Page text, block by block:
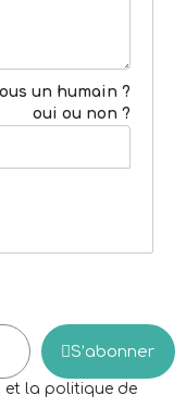
un humain ?
oui ou non ?
S’abonner
et la politique de